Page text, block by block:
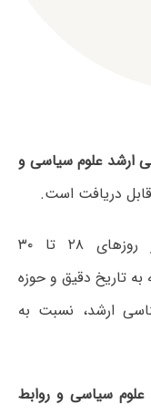
ارشد علوم سیاسی و
دریافت است.
سال ۱۴۰۱ در روزهای ۲۸ تا ۳۰
به تاریخ دقیق و حوزه
ارشد، نسبت به
علوم سیاسی و روابط